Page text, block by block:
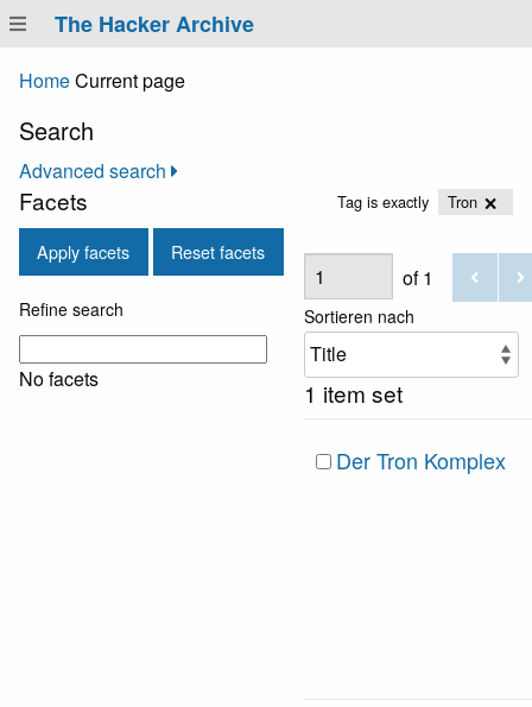
The Hacker Archive
HomeCurrent page
Search
Advanced search
Tag is exactly Tron
of 1
Sortieren nach
1 item set
Der Tron Komplex
Facets
Apply facets Reset facets
Refine search
No facets